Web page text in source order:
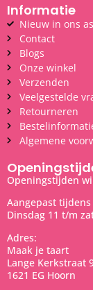
Informatie
Nieuw in ons
Contact
Blogs
Onze winkel
Verzenden
Veelgestelde
Retourneren
Algemene
Openingstijden
Aangepast tijdens
Dinsdag 11 t/m
Adres:
Maak je taart
Lange Kerkstraat
1621 EG Hoorn